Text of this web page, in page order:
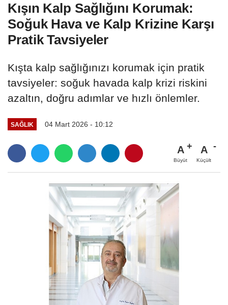
Kışın Kalp Sağlığını Korumak:
Soğuk Hava ve Kalp Krizine Karşı
Pratik Tavsiyeler
Kışta kalp sağlığınızı korumak için pratik
tavsiyeler: soğuk havada kalp krizi riskini
azaltın, doğru adımlar ve hızlı önlemler.
SAĞLIK 04 Mart 2026 - 10:12
A
Büyüt
A
Küçült